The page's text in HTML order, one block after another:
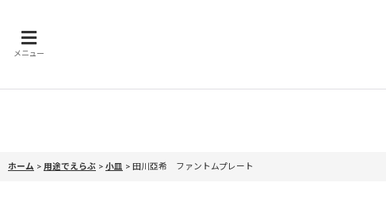
メニュー
ホーム > 用途でえらぶ > 小皿 > 田川亞希 ファントムプレート